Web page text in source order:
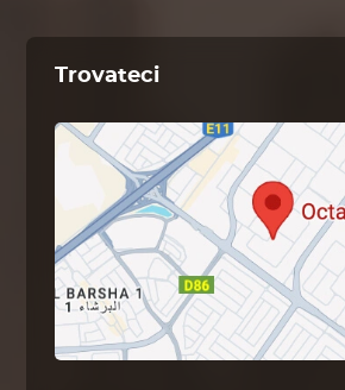
Trovateci